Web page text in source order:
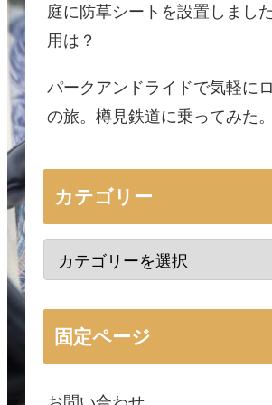
庭に防草シートを設置しまし
用は？
パークアンドライドで気軽に
の旅。樽見鉄道に乗ってみた。
カテゴリー
固定ページ